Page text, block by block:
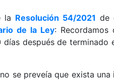
la Resolución 54/2021 de
de la Ley:
después de terminado
se preveía que exista